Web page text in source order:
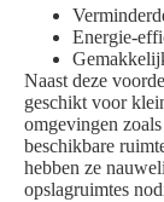
Energie-
Naast deze
geschikt voor
omgevingen
beschikbare
hebben ze
opslagruimtes